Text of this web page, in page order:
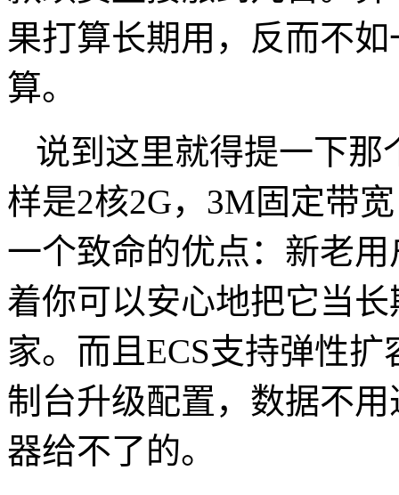
果打算长期用，反而不
算。
说到这里就得提一下那
样是2核2G， 3M固定带
一个致命的优点：新老
着你可以安心地把它当
家。而且 ECS支持弹性扩
制台升级配置，数据不
器给不了的。